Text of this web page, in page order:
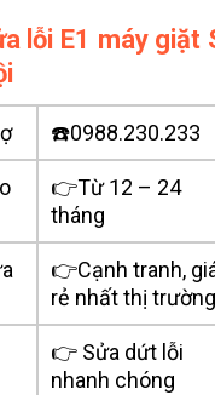
lỗi E1 máy giặt
☎️0988.230.233
👉Từ 12 – 24
tháng
👉Cạnh tranh,
rẻ nhất thị trường
👉 Sửa dứt lỗi
nhanh chóng